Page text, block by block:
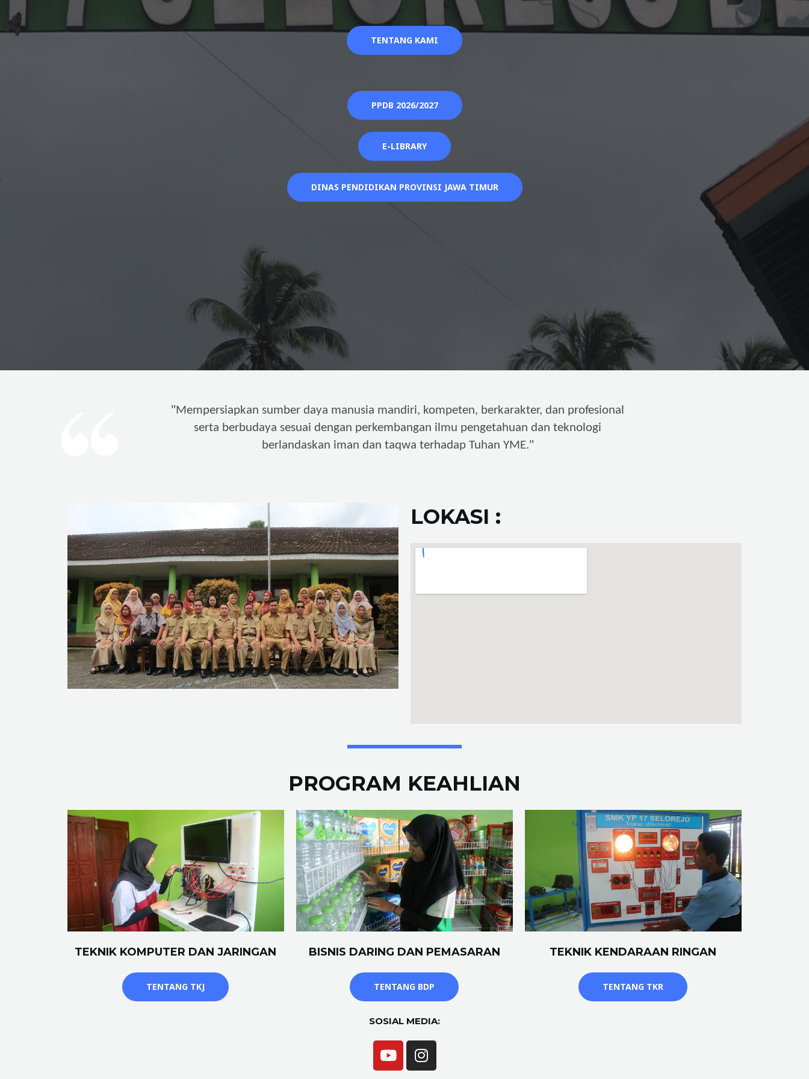
TENTANG KAMI
PPDB 2026/2027
E-LIBRARY
DINAS PENDIDIKAN PROVINSI JAWA TIMUR
"Mempersiapkan sumber daya manusia mandiri, kompeten, berkarakter, dan profesional
serta berbudaya sesuai dengan perkembangan ilmu pengetahuan dan teknologi
berlandaskan iman dan taqwa terhadap Tuhan YME."
LOKASI :
PROGRAM KEAHLIAN
TEKNIK KOMPUTER DAN JARINGAN
TENTANG TKJ
BISNIS DARING DAN PEMASARAN
TENTANG BDP
TEKNIK KENDARAAN RINGAN
TENTANG TKR
SOSIAL MEDIA: